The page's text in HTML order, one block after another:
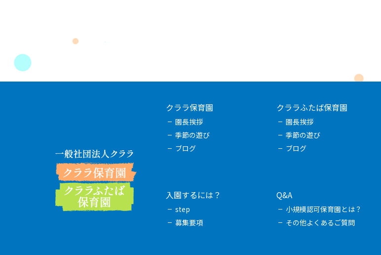
クララ保育園
園長挨拶
季節の遊び
ブログ
クララふたば保育園
園長挨拶
季節の遊び
ブログ
入園するには？
step
募集要項
Q&A
小規模認可保育園とは？
その他よくあるご質問